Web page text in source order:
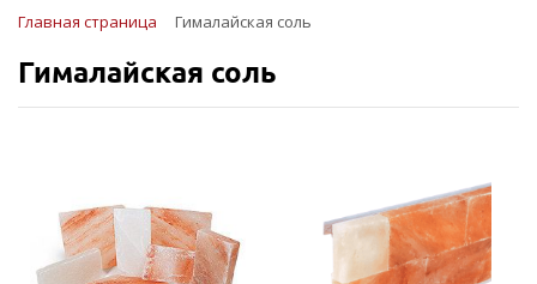
Главная страница Гималайская соль
Гималайская соль